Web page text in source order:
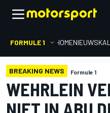
FORMULE 1 HOMENIEUWS
BREAKING NEWS Formule 1
WEHRLEIN